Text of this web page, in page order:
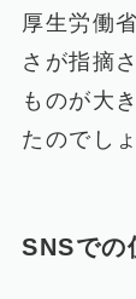
厚生労働
さが指摘
ものが大
たのでし
SNSでの